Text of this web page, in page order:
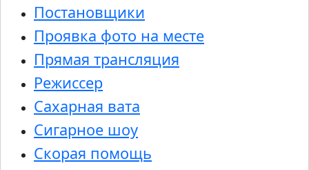
Постановщики
Проявка фото на месте
Прямая трансляция
Режиссер
Сахарная вата
Сигарное шоу
Скорая помощь